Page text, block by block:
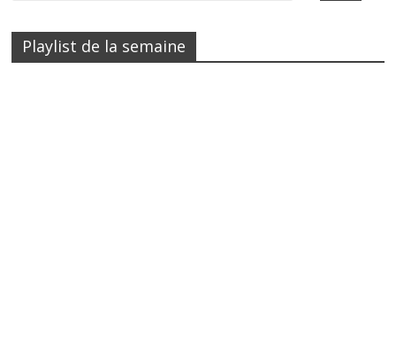
Playlist de la semaine